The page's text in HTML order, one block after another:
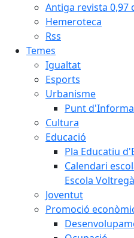
Antiga revista 0,97
Hemeroteca
Rss
Temes
Igualtat
Esports
Urbanisme
Punt
Cultura
Educació
Pla Educatiu
Calendari
Escola Voltregà
Joventut
Promoció